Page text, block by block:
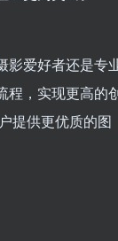
影爱好者还是专
程，实现更高的
提供更优质的图